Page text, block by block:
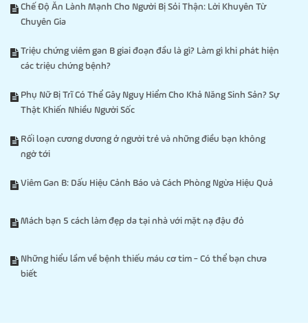
Chế Độ Ăn Lành Mạnh Cho Người Bị Sỏi Thận: Lời Khuyên Từ
Chuyên Gia
Triệu chứng viêm gan B giai đoạn đầu là gì? Làm gì khi phát hiện
các triệu chứng bệnh?
Phụ Nữ Bị Trĩ Có Thể Gây Nguy Hiểm Cho Khả Năng Sinh Sản? Sự
Thật Khiến Nhiều Người Sốc
Rối loạn cương dương ở người trẻ và những điều bạn không
ngờ tới
Viêm Gan B: Dấu Hiệu Cảnh Báo và Cách Phòng Ngừa Hiệu Quả
Mách bạn 5 cách làm đẹp da tại nhà với mặt nạ đậu đỏ
Những hiểu lầm về bệnh thiếu máu cơ tim - Có thể bạn chưa
biết